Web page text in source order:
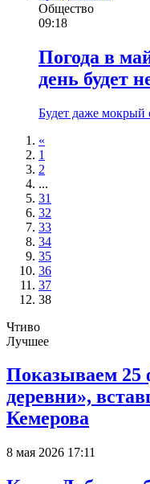
Общество
09:18
Погода в
день будет
Будет даже мокрый
«
1
2
...
31
32
33
34
35
36
37
38
Чтиво
Лучшее
Показываем 25
деревни»,
Кемерова
8 мая 2026 17:11